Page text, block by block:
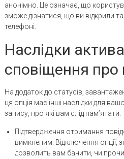
анонімно. Це означає, що
зможе дізнатися, що ви відкрили
телефоні.
Наслідки
сповіщення про
На додаток до статусів,
ця опція має інші наслідки для
запису, про які вам слід пам’ятати:
Підтвердження отримання
вимкненим. Відключення опції,
дозволить вам бачити, чи